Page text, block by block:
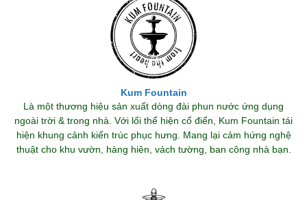
Kum Fountain
Là một thương hiệu sản xuất dòng đài phun nước ứng dụng
ngoài trời & trong nhà. Với lối thể hiện cổ điển, Kum Fountain tái
hiện khung cảnh kiến trúc phục hưng. Mang lại cảm hứng nghệ
thuật cho khu vườn, hàng hiên, vách tường, ban công nhà bạn.